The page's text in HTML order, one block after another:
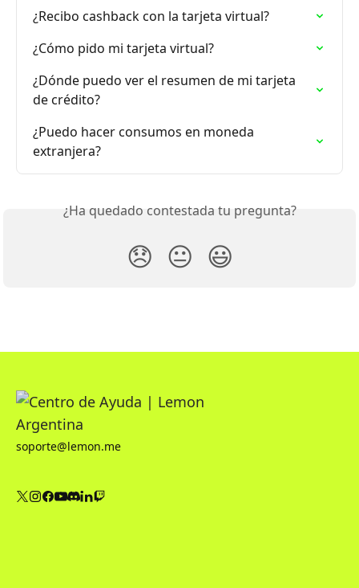
¿Recibo cashback con la tarjeta virtual?
¿Cómo pido mi tarjeta virtual?
¿Dónde puedo ver el resumen de mi tarjeta
de crédito?
¿Puedo hacer consumos en moneda
extranjera?
¿Ha quedado contestada tu pregunta?
😞 😐 😃
soporte@lemon.me